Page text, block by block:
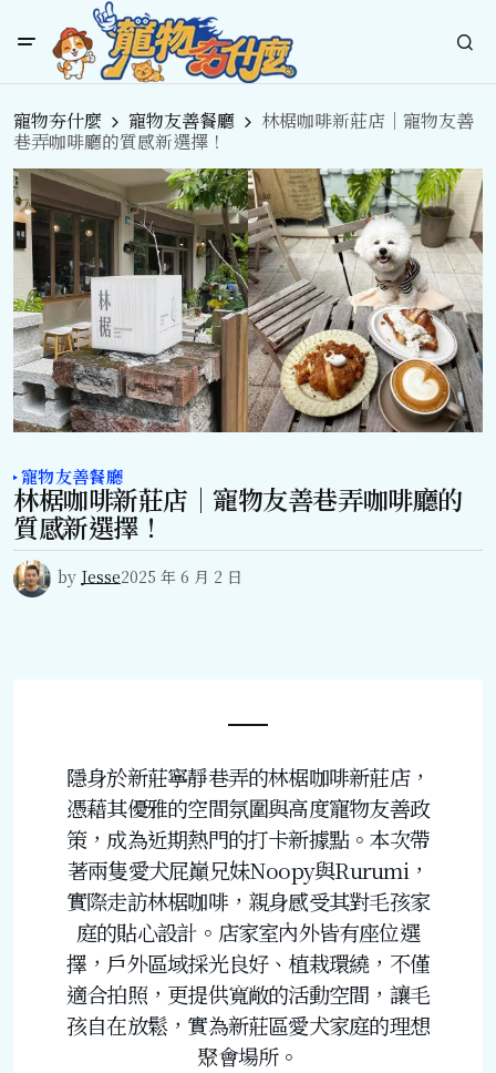
寵物夯什麼 寵物友善餐廳
林椐咖啡新莊店｜寵物友善
巷弄咖啡廳的質感新選擇！
寵物友善餐廳
林椐咖啡新莊店｜寵物友善巷弄咖啡廳的
質感新選擇！
by Jesse2025 年 6 月 2 日
隱身於新莊寧靜巷弄的林椐咖啡新莊店，
憑藉其優雅的空間氛圍與高度寵物友善政
策，成為近期熱門的打卡新據點。本次帶
著兩隻愛犬屁巔兄妹Noopy與Rurumi，
實際走訪林椐咖啡，親身感受其對毛孩家
庭的貼心設計。店家室內外皆有座位選
擇，戶外區域採光良好、植栽環繞，不僅
適合拍照，更提供寬敞的活動空間，讓毛
孩自在放鬆，實為新莊區愛犬家庭的理想
聚會場所。